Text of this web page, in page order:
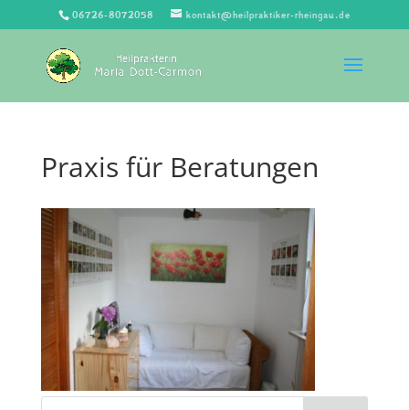
06726-8072058 kontakt@heilpraktiker-rheingau.de
Praxis für Beratungen